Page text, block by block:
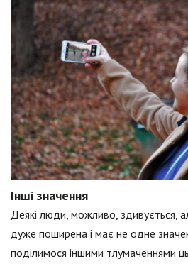
Інші значення
Деякі люди, можливо, здивується,
дуже поширена і має не одне
поділимося іншими тлумаченнями